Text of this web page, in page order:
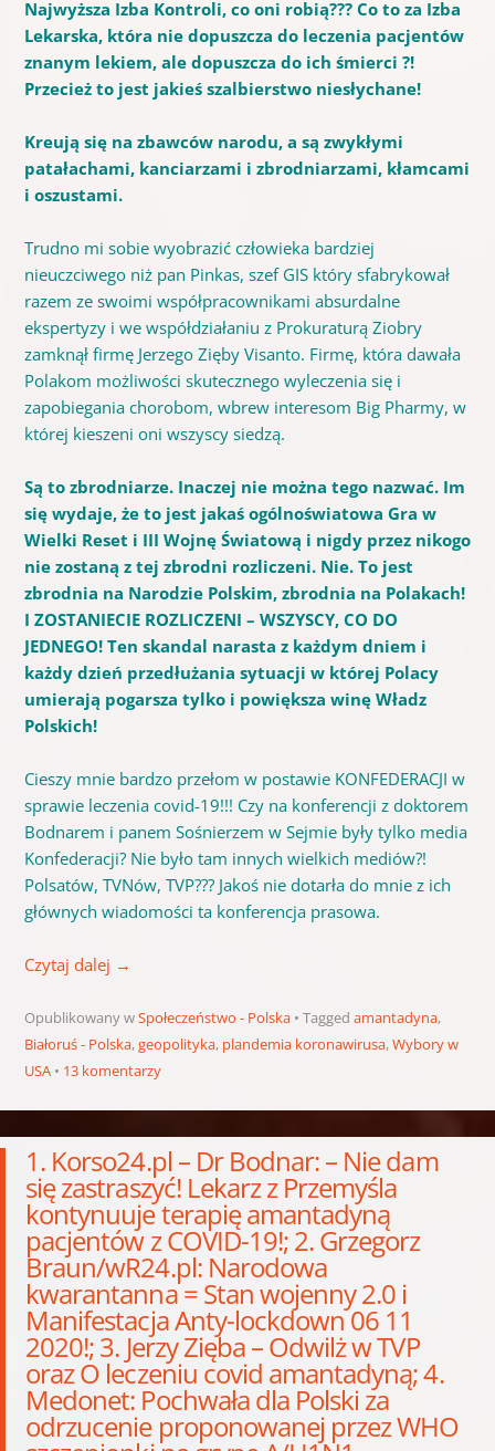
Najwyższa Izba Kontroli, co oni robią??? Co to za Izba
Lekarska, która nie dopuszcza do leczenia pacjentów
znanym lekiem, ale dopuszcza do ich śmierci ?!
Przecież to jest jakieś szalbierstwo niesłychane!
Kreują się na zbawców narodu, a są zwykłymi
patałachami, kanciarzami i zbrodniarzami, kłamcami
i oszustami.
Trudno mi sobie wyobrazić człowieka bardziej
nieuczciwego niż pan Pinkas, szef GIS który sfabrykował
razem ze swoimi współpracownikami absurdalne
ekspertyzy i we współdziałaniu z Prokuraturą Ziobry
zamknął firmę Jerzego Zięby Visanto. Firmę, która dawała
Polakom możliwości skutecznego wyleczenia się i
zapobiegania chorobom, wbrew interesom Big Pharmy, w
której kieszeni oni wszyscy siedzą.
Są to zbrodniarze. Inaczej nie można tego nazwać. Im
się wydaje, że to jest jakaś ogólnoświatowa Gra w
Wielki Reset i III Wojnę Światową i nigdy przez nikogo
nie zostaną z tej zbrodni rozliczeni. Nie. To jest
zbrodnia na Narodzie Polskim, zbrodnia na Polakach!
I ZOSTANIECIE ROZLICZENI – WSZYSCY, CO DO
JEDNEGO! Ten skandal narasta z każdym dniem i
każdy dzień przedłużania sytuacji w której Polacy
umierają pogarsza tylko i powiększa winę Władz
Polskich!
Cieszy mnie bardzo przełom w postawie KONFEDERACJI w
sprawie leczenia covid-19!!! Czy na konferencji z doktorem
Bodnarem i panem Sośnierzem w Sejmie były tylko media
Konfederacji? Nie było tam innych wielkich mediów?!
Polsatów, TVNów, TVP??? Jakoś nie dotarła do mnie z ich
głównych wiadomości ta konferencja prasowa.
Czytaj dalej →
Opublikowany wSpołeczeństwo - Polska Tagged amantadyna,
Białoruś - Polska,geopolityka, plandemia koronawirusa,Wybory w
USA
13 komentarzy
1. Korso24.pl – Dr Bodnar: – Nie dam
się zastraszyć! Lekarz z Przemyśla
kontynuuje terapię amantadyną
pacjentów z COVID-19!; 2. Grzegorz
Braun/wR24.pl: Narodowa
kwarantanna = Stan wojenny 2.0 i
Manifestacja Anty-lockdown 06 11
2020!; 3. Jerzy Zięba – Odwilż w TVP
oraz O leczeniu covid amantadyną; 4.
Medonet: Pochwała dla Polski za
odrzucenie proponowanej przez WHO